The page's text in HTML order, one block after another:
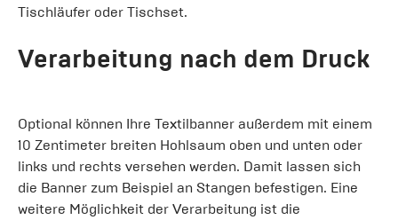
Tischläufer oder Tischset.
Verarbeitung nach dem Druck
Optional können Ihre Textilbanner außerdem mit einem
10 Zentimeter breiten Hohlsaum oben und unten oder
links und rechts versehen werden. Damit lassen sich
die Banner zum Beispiel an Stangen befestigen. Eine
weitere Möglichkeit der Verarbeitung ist die